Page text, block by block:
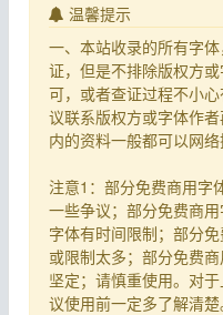
温馨提示
一、本站收录的所有字
证，但是不排除版权方
可，或者查证过程不小
议联系版权方或字体作
内的资料一般都可以网
注意1：部分免费商用字
一些争议；部分免费商
字体有时间限制；部分
或限制太多；部分免费
坚定；请慎重使用。对
议使用前一定多了解清楚